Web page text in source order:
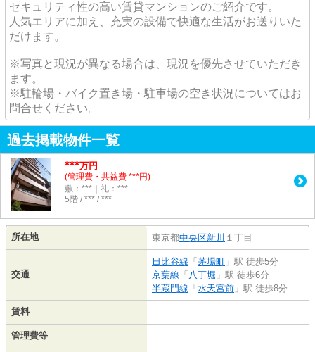
セキュリティ性の高い賃貸マンションのご紹介です。
人気エリアに加え、充実の設備で快適な生活がお送りいた
だけます。
※写真と現況が異なる場合は、現況を優先させていただき
ます。
※駐輪場・バイク置き場・駐車場の空き状況についてはお
問合せください。
過去掲載物件一覧
***万円
(管理費・共益費 ***円)
敷：***｜礼：***
5階 / *** / ***
所在地 東京都中央区新川 １丁目
交通
日比谷線 「 茅場町 」駅 徒歩5分
京葉線 「 八丁堀 」駅 徒歩6分
半蔵門線 「 水天宮前 」駅 徒歩8分
賃料 -
管理費等 -